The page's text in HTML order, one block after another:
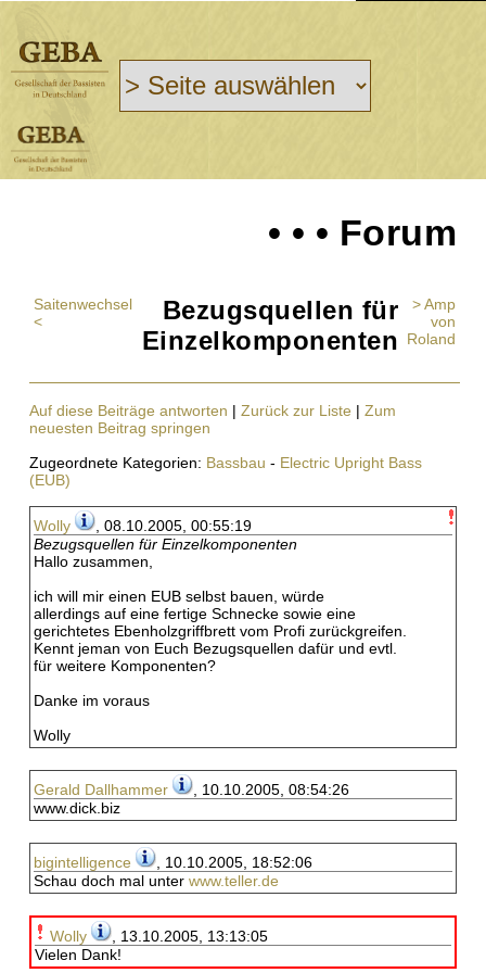
• • • Forum
Saitenwechsel
<
Bezugsquellen für
Einzelkomponenten
> Amp
von
Roland
Auf diese Beiträge antworten | Zurück zur Liste | Zum
neuesten Beitrag springen
Zugeordnete Kategorien: Bassbau - Electric Upright Bass
(EUB)
Wolly
, 08.10.2005, 00:55:19
Bezugsquellen für Einzelkomponenten
Hallo zusammen,
ich will mir einen EUB selbst bauen, würde
allerdings auf eine fertige Schnecke sowie eine
gerichtetes Ebenholzgriffbrett vom Profi zurückgreifen.
Kennt jeman von Euch Bezugsquellen dafür und evtl.
für weitere Komponenten?
Danke im voraus
Wolly
Gerald Dallhammer
, 10.10.2005, 08:54:26
www.dick.biz
bigintelligence
, 10.10.2005, 18:52:06
Schau doch mal unter www.teller.de
Wolly
, 13.10.2005, 13:13:05
Vielen Dank!